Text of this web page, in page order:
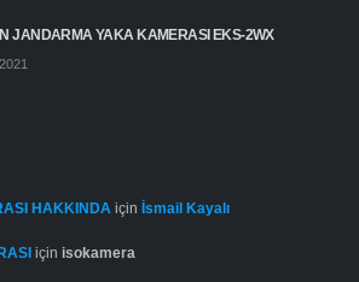
JANDARMA YAKA KAMERASI EKS-2WX
HAKKINDA için İsmail Kayalı
için isokamera